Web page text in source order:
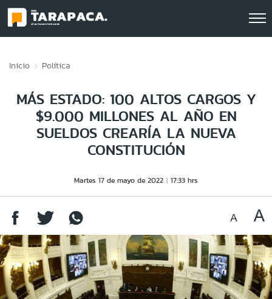
Inicio Política
MÁS ESTADO: 100 ALTOS CARGOS Y
$9.000 MILLONES AL AÑO EN
SUELDOS CREARÍA LA NUEVA
CONSTITUCIÓN
Martes 17 de mayo de 2022 17:33 hrs